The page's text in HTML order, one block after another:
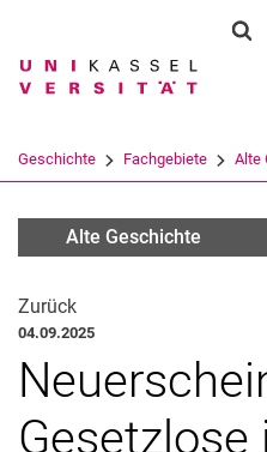
Suchbegriff
Geschichte Fachgebiete Alte
Infothek NEU
Alte Geschichte
Zurück
04.09.2025
Gesetzlose